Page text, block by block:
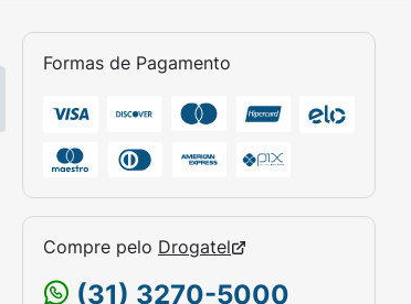
No caso de
e enjoos.
Formas de Pagamento
Compre pelo Drogatel
(31) 3270-5000